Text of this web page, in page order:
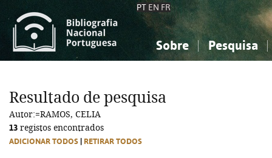
PT EN FR
Sobre Pesquisa
Ciências sociais...
Ciências sociais...
Resultado de pesquisa
Autor:=RAMOS, CELIA
13 registos encontrados
ADICIONAR TODOS RETIRAR TODOS